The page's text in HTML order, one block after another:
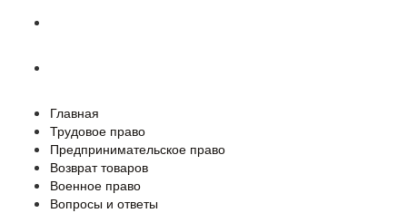
Главная
Трудовое право
Предпринимательское право
Возврат товаров
Военное право
Вопросы и ответы